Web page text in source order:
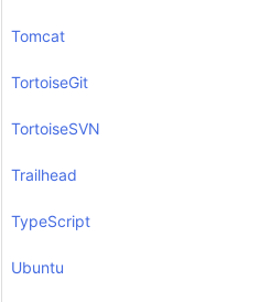
Tomcat
TortoiseGit
TortoiseSVN
Trailhead
TypeScript
Ubuntu